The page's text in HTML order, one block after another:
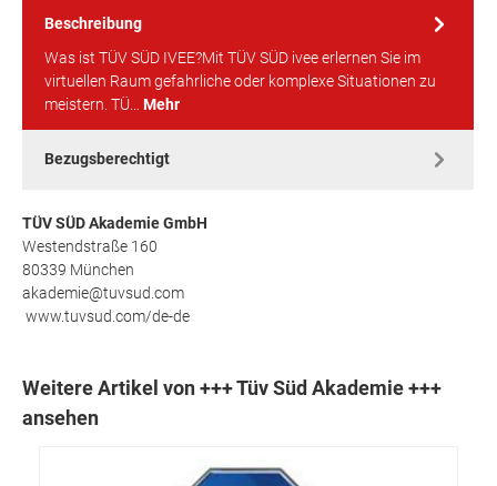
Beschreibung
Was ist TÜV SÜD IVEE?Mit TÜV SÜD ivee erlernen Sie im
virtuellen Raum gefahrliche oder komplexe Situationen zu
meistern. TÜ… Mehr
Bezugsberechtigt
TÜV SÜD Akademie GmbH
Westendstraße 160
80339 München
akademie@tuvsud.com
www.tuvsud.com/de-de
Weitere Artikel von +++ Tüv Süd Akademie +++
ansehen